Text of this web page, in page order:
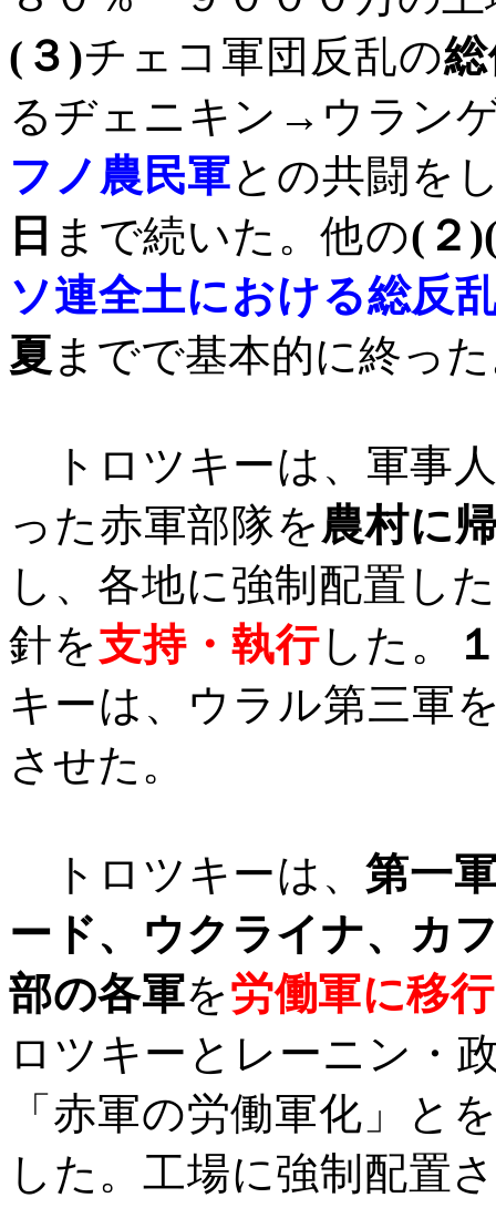
( ３ )チェコ軍団反乱の
るヂェニキン→ウラン
フノ農民軍との共闘を
日 まで続いた。他の( ２
ソ連全土における総反
夏までで基本的に終っ
トロツキーは、軍事
った赤軍部隊を農村に
し、各地に強制配置し
針を支持・執行した。
キーは、 ウラル第三軍
させた。
トロツキーは、第一
ード、ウクライナ、カ
部の各軍を労働軍に移行
ロツキーとレーニン・
「赤軍の労働軍化 」と
した。工場に強制配置